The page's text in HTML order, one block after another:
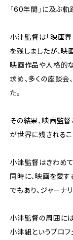
「60年間」に及ぶ軌
小津監督は「映画
を残しましたが、映
映画作品や人格的
求め、多くの座談会
た。
その結果、映画監督
が世界に残されるこ
小津監督はきわめ
同時に、映画を愛
でもあり、ジャーナ
小津監督の周囲には
小津組というプロフ